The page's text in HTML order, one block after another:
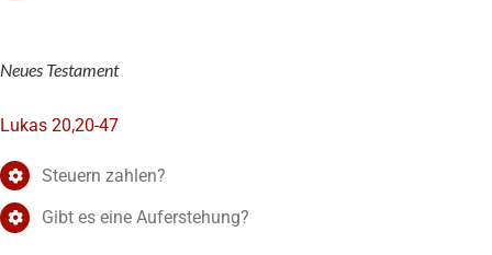
Neues Testament
Lukas 20,20-47
Steuern zahlen?
Gibt es eine Auferstehung?